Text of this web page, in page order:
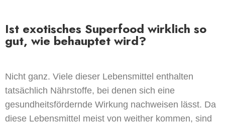
Ist exotisches Superfood wirklich so
gut, wie behauptet wird?
Nicht ganz. Viele dieser Lebensmittel enthalten
tatsächlich Nährstoffe, bei denen sich eine
gesundheitsfördernde Wirkung nachweisen lässt. Da
diese Lebensmittel meist von weither kommen, sind